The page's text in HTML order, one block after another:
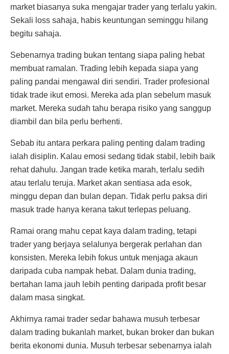
market biasanya suka mengajar trader yang terlalu yakin.
Sekali loss sahaja, habis keuntungan seminggu hilang
begitu sahaja.
Sebenarnya trading bukan tentang siapa paling hebat
membuat ramalan. Trading lebih kepada siapa yang
paling pandai mengawal diri sendiri. Trader profesional
tidak trade ikut emosi. Mereka ada plan sebelum masuk
market. Mereka sudah tahu berapa risiko yang sanggup
diambil dan bila perlu berhenti.
Sebab itu antara perkara paling penting dalam trading
ialah disiplin. Kalau emosi sedang tidak stabil, lebih baik
rehat dahulu. Jangan trade ketika marah, terlalu sedih
atau terlalu teruja. Market akan sentiasa ada esok,
minggu depan dan bulan depan. Tidak perlu paksa diri
masuk trade hanya kerana takut terlepas peluang.
Ramai orang mahu cepat kaya dalam trading, tetapi
trader yang berjaya selalunya bergerak perlahan dan
konsisten. Mereka lebih fokus untuk menjaga akaun
daripada cuba nampak hebat. Dalam dunia trading,
bertahan lama jauh lebih penting daripada profit besar
dalam masa singkat.
Akhirnya ramai trader sedar bahawa musuh terbesar
dalam trading bukanlah market, bukan broker dan bukan
berita ekonomi dunia. Musuh terbesar sebenarnya ialah